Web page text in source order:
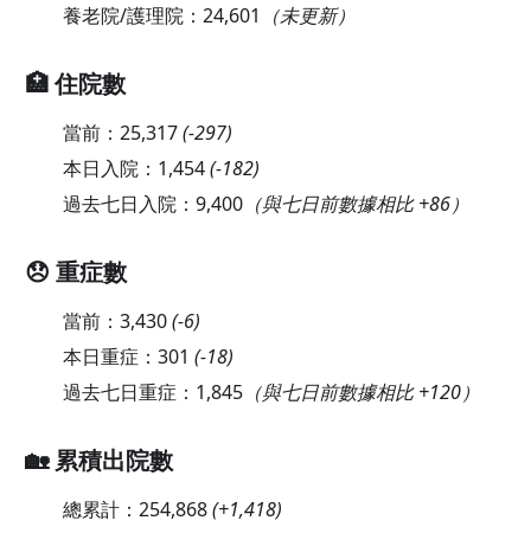
養老院/護理院： 24,601 （未更新）
🏥 住院數
當前： 25,317(-297)
本日入院： 1,454(-182)
過去七日入院： 9,400（與七日前數據相比 +86）
😞 重症數
當前： 3,430(-6)
本日重症： 301 (-18)
過去七日重症： 1,845（與七日前數據相比 +120）
🏡 累積出院數
總累計： 254,868(+1,418)